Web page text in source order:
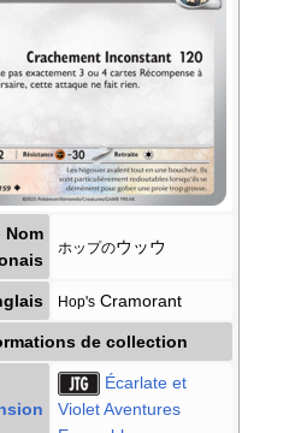
Nom
ホップのウッウ
Hop's Cramorant
de collection
Écarlate et
Violet Aventures